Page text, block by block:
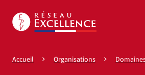
Accueil Organisations